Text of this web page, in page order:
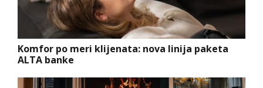
Komfor po meri klijenata: nova linija paketa
ALTA banke